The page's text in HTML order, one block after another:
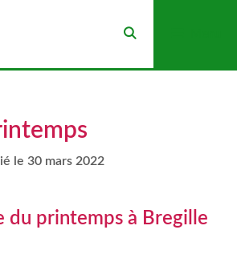
30 mars 2022
du printemps à Bregille